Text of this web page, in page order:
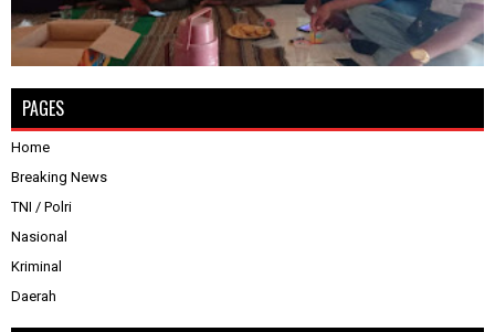
PAGES
Home
Breaking News
TNI / Polri
Nasional
Kriminal
Daerah